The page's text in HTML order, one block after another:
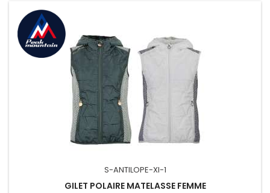
S-ANTILOPE-XI-1
GILET POLAIRE MATELASSE FEMME